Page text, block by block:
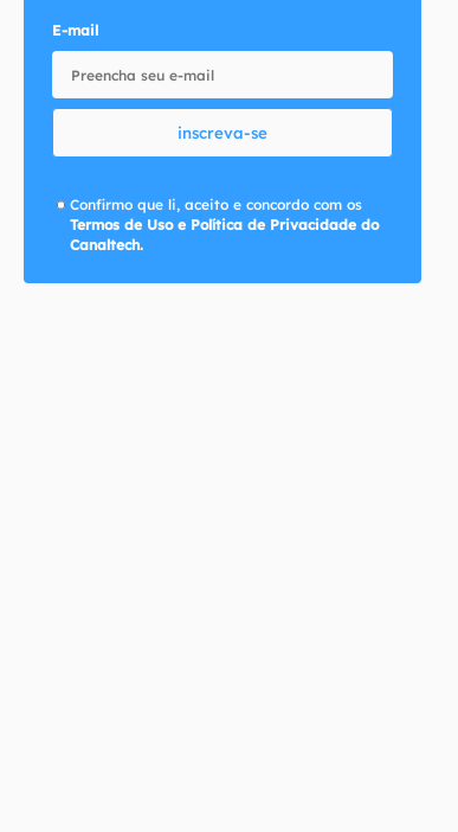
E-mail
inscreva-se
Confirmo que li, aceito e concordo com os
Termos de Uso e Política de Privacidade do
Canaltech.